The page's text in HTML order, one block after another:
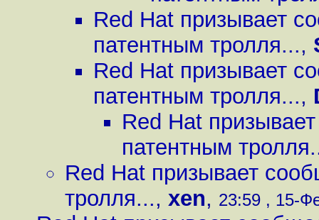
Red Hat призывает
патентным тролля...,
Red Hat призывает
патентным тролля...,
Red Hat
патентным
Red Hat призывает
тролля..., xen, 23:59 , 15-